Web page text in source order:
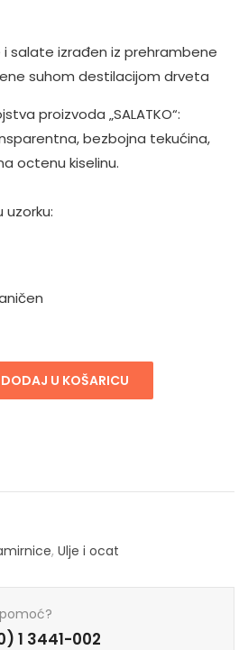
i salate izrađen iz prehrambene
suhom destilacijom drveta
proizvoda „SALATKO“:
bezbojna tekućina,
octenu kiselinu.
uzorku:
DODAJ U KOŠARICU
, Ulje i ocat
1 3441-002